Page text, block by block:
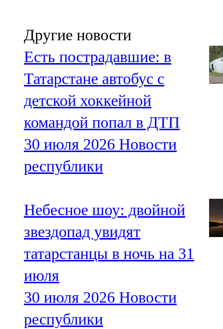
Другие новости
Есть пострадавшие: в
Татарстане автобус с
детской хоккейной
командой попал в ДТП
30 июля 2026 Новости
республики
Небесное шоу: двойной
звездопад увидят
татарстанцы в ночь на 31
июля
30 июля 2026 Новости
республики